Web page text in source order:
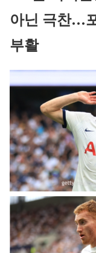
아닌 극찬…
부활